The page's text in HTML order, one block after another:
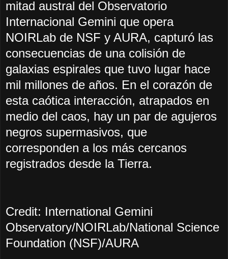
mitad austral del Observatorio
Internacional Gemini que opera
NOIRLab de NSF y AURA, capturó las
consecuencias de una colisión de
galaxias espirales que tuvo lugar hace
mil millones de años. En el corazón de
esta caótica interacción, atrapados en
medio del caos, hay un par de agujeros
negros supermasivos, que
corresponden a los más cercanos
registrados desde la Tierra.
Credit: International Gemini
Observatory/NOIRLab/National Science
Foundation (NSF)/AURA